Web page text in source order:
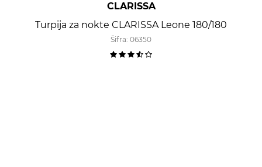
CLARISSA
Turpija za nokte CLARISSA Leone 180/180
Šifra: 06350